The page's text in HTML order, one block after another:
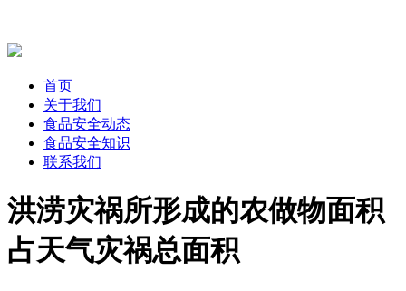
首页
关于我们
食品安全动态
食品安全知识
联系我们
洪涝灾祸所形成的农做物面积
占天气灾祸总面积